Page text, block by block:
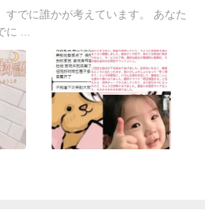
すでに誰かが考えています。 あなた
...